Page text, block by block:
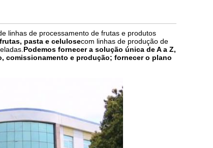
linhas de processamento de frutas e produtos
pasta e celulosecom linhas de produção de
Podemos fornecer a solução única de A a Z,
comissionamento e produção; fornecer o plano